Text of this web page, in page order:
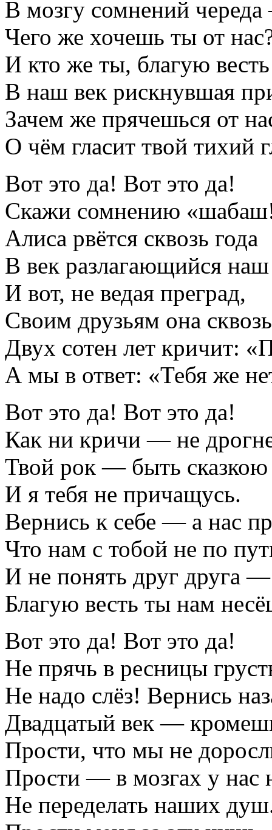
В мозгу сомнений
Чего же хочешь ты от
И кто же ты, благую весть
В наш век рискнувшая
Зачем же прячешься от
О чём гласит твой тихий
Вот это да! Вот это да!
Скажи сомнению
Алиса рвётся сквозь года
В век разлагающийся
И вот, не ведая преград,
Своим друзьям она
Двух сотен лет кричит:
А мы в ответ: «Тебя же
Вот это да! Вот это да!
Как ни кричи — не
Твой рок — быть сказкою
И я тебя не причащусь.
Вернись к себе — а нас
Что нам с тобой не по
И не понять друг друга
Благую весть ты нам
Вот это да! Вот это да!
Не прячь в ресницы
Не надо слёз! Вернись
Двадцатый век —
Прости, что мы не
Прости — в мозгах у нас
Не переделать наших